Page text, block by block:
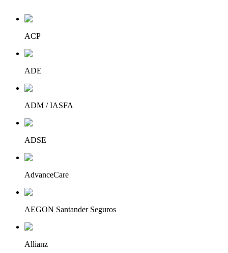
ACP
ADE
ADM / IASFA
ADSE
AdvanceCare
AEGON Santander Seguros
Allianz